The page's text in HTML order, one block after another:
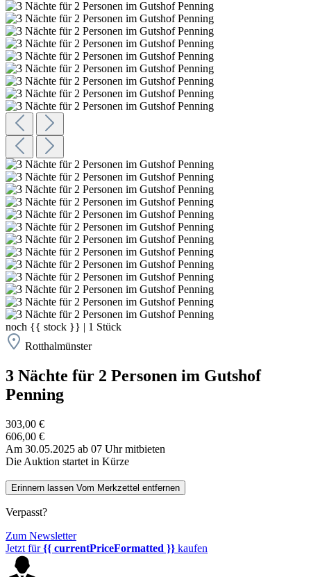
noch {{ stock }} | 1 Stück
Rotthalmünster
3 Nächte für 2 Personen im Gutshof
Penning
303,00 €
606,00 €
Am 30.05.2025 ab 07 Uhr mitbieten
Die Auktion startet in Kürze
Erinnern lassen Vom Merkzettel entfernen
Verpasst?
Zum Newsletter
Jetzt für{{ currentPriceFormatted }} kaufen